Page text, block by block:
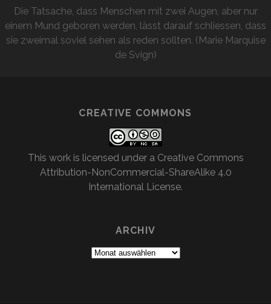
Die Tatsache, dass Menschen mit zwei Augen, aber nur
einem Mund geboren werden, lässt darauf schliessen, dass
sie zweimal soviel sehen als reden sollten. (Marie Marquise
de Svign)
CREATIVE COMMONS
This work is licensed under a Creative Commons
Attribution-NonCommercial-ShareAlike 4.0
International License.
ARCHIV
Archiv